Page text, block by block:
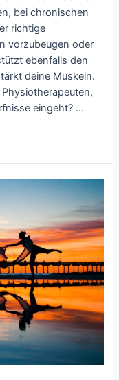
bei chronischen
richtige
vorzubeugen oder
ebenfalls den
deine Muskeln.
eingeht? …